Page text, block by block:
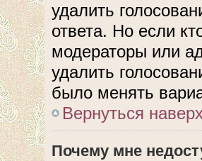
удалить
ответа. Но если
модераторы или
удалить
было менять
Вернуться
Почему мне